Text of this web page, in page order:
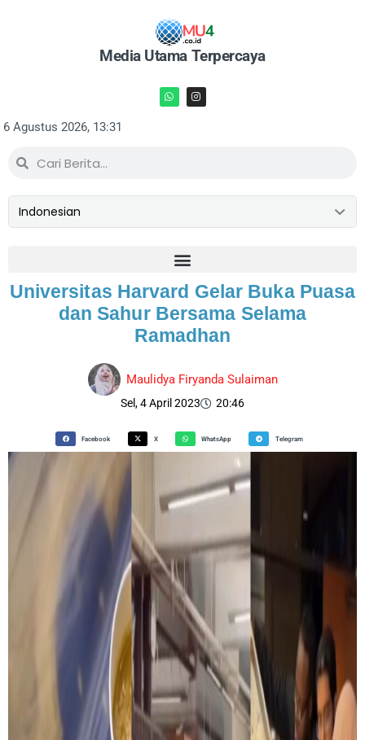
Media Utama Terpercaya
6 Agustus 2026, 13:31
Universitas Harvard Gelar Buka Puasa
dan Sahur Bersama Selama
Ramadhan
Maulidya Firyanda Sulaiman
Sel, 4 April 2023 20:46
Facebook X WhatsApp Telegram